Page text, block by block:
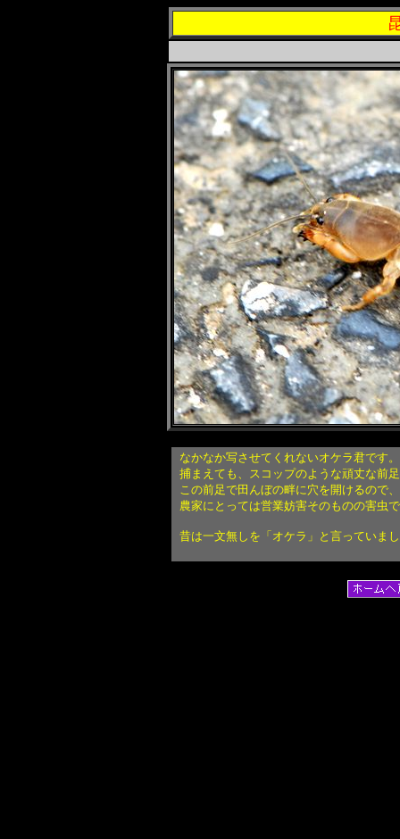
なかなか写させてくれないオケラ君です。
捕まえても、スコップのような頑丈な前
この前足で田んぼの畔に穴を開けるので
農家にとっては営業妨害そのものの害虫
昔は一文無しを「オケラ」と言っていま